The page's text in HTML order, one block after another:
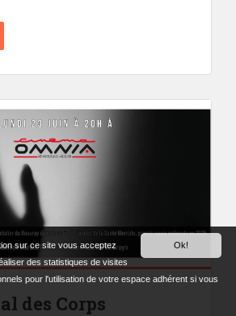
des Corps
Ok!
sur ce site vous acceptez
des statistiques de visites
pour l'utilisation de votre espace adhérent si vous